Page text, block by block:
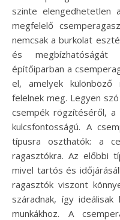
szinte elengedhetetlen
megfelelő
nemcsak a burkolat
és
építőiparban a
el, amelyek különböző
felelnek meg. Legyen
csempék rögzítéséről, a
kulcsfontosságú. A
típusra oszthatók: a
ragasztókra. Az előbbi
mivel tartós és
ragasztók viszont
száradnak, így
munkákhoz. A